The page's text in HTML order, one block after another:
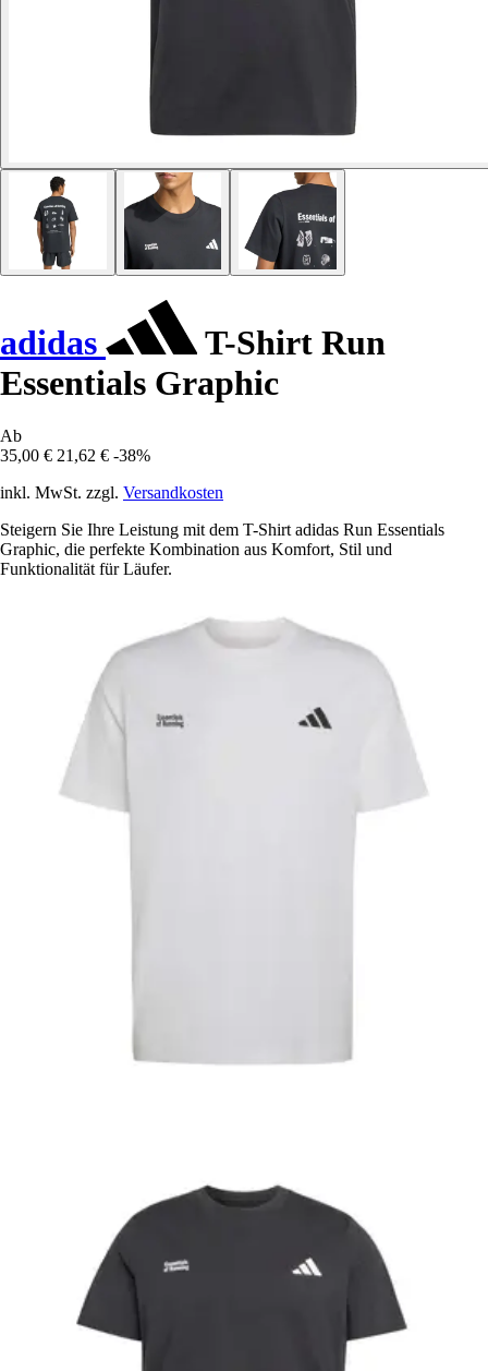
adidas
T-Shirt Run
Essentials Graphic
Ab
35,00 € 21,62 € -38%
inkl. MwSt. zzgl. Versandkosten
Steigern Sie Ihre Leistung mit dem T-Shirt adidas Run Essentials
Graphic, die perfekte Kombination aus Komfort, Stil und
Funktionalität für Läufer.